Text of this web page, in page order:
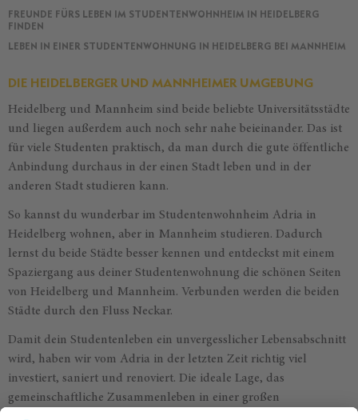
FREUNDE FÜRS LEBEN IM STUDENTENWOHNHEIM IN HEIDELBERG
FINDEN
LEBEN IN EINER STUDENTENWOHNUNG IN HEIDELBERG BEI MANNHEIM
DIE HEIDELBERGER UND MANNHEIMER UMGEBUNG
Heidelberg und Mannheim sind beide beliebte Universitätsstädte
und liegen außerdem auch noch sehr nahe beieinander. Das ist
für viele Studenten praktisch, da man durch die gute öffentliche
Anbindung durchaus in der einen Stadt leben und in der
anderen Stadt studieren kann.
So kannst du wunderbar im Studentenwohnheim Adria in
Heidelberg wohnen, aber in Mannheim studieren. Dadurch
lernst du beide Städte besser kennen und entdeckst mit einem
Spaziergang aus deiner Studentenwohnung die schönen Seiten
von Heidelberg und Mannheim. Verbunden werden die beiden
Städte durch den Fluss Neckar.
Damit dein Studentenleben ein unvergesslicher Lebensabschnitt
wird, haben wir vom Adria in der letzten Zeit richtig viel
investiert, saniert und renoviert. Die ideale Lage, das
gemeinschaftliche Zusammenleben in einer großen